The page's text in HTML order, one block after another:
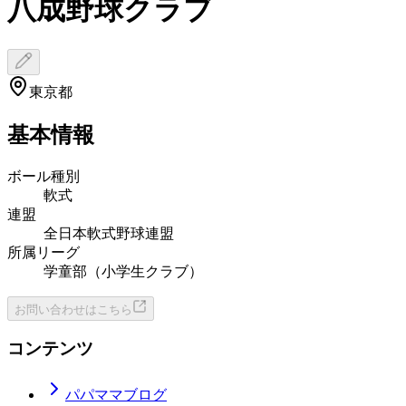
八成野球クラブ
東京都
基本情報
ボール種別
軟式
連盟
全日本軟式野球連盟
所属リーグ
学童部（小学生クラブ）
お問い合わせはこちら
コンテンツ
パパママブログ